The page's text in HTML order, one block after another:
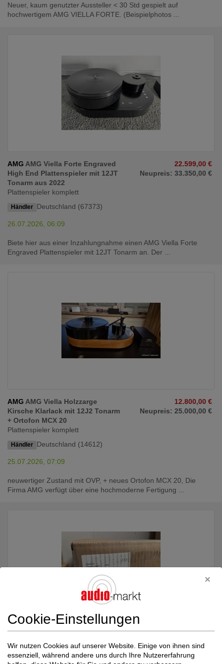
Neuer, kaum genutzter Aussteller < 30 Std gespielt auf
hochwertigem AMG VIELLA FORTE. (Beispielphotos ...
AMG AMG Viella Forte Engraved
High End Plattenspieler mit 12JT
Tonarm aus 2022
Plattenspieler komplett
Händler Deutschland (67373)
22.599,00 €
Neupreis: 33.350,00 €
26.07.2026, 06:09
Biete hier aus einer Inzahlungnahme einen AMG Viella Forte
Engraved Plattenspieler mit 12JT Tonarm an. Der ...
AMG AMG Viella Holzzarge
Kirsche Klarlack mit 12J2 Tonarm
+ Ortofon MCX 20
Plattenspieler komplett
Händler Deutschland (14612)
12.800,00 €
Neupreis: 25.000,00 €
25.07.2026, 07:09
neuwertiger Zustand mit OVP, + neues Ortofon MCX 20, Die
Firma AMG verfügt über eine hochmoderne Fertigung ...
Plattenspieler komplett
Cookie-Einstellungen
Wir nutzen Cookies auf unserer Website. Einige von ihnen sind
essenziell, während andere uns durch Ihre Nutzererfahrung